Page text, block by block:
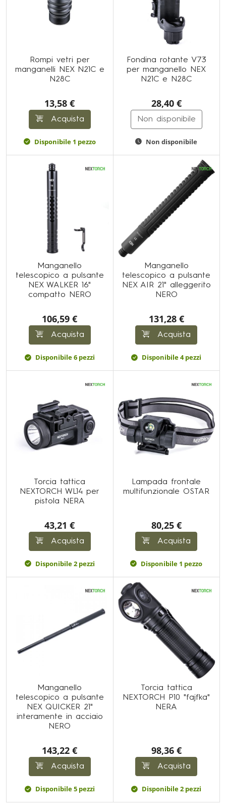
Rompi vetri per
manganelli NEX N21C e
N28C
13,58 €
Acquista
Disponibile 1 pezzo
Fondina rotante V73
per manganello NEX
N21C e N28C
28,40 €
Non disponibile
Non disponibile
Manganello
telescopico a pulsante
NEX WALKER 16"
compatto NERO
106,59 €
Acquista
Disponibile 6 pezzi
Manganello
telescopico a pulsante
NEX AIR 21" alleggerito
NERO
131,28 €
Acquista
Disponibile 4 pezzi
Torcia tattica
NEXTORCH WL14 per
pistola NERA
43,21 €
Acquista
Disponibile 2 pezzi
Lampada frontale
multifunzionale OSTAR
80,25 €
Acquista
Disponibile 1 pezzo
Manganello
telescopico a pulsante
NEX QUICKER 21"
interamente in acciaio
NERO
143,22 €
Acquista
Disponibile 5 pezzi
Torcia tattica
NEXTORCH P10 "fajfka"
NERA
98,36 €
Acquista
Disponibile 2 pezzi